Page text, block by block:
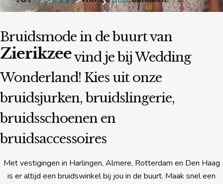
Bruidsmode in de buurt van
Zierikzeevind je bij Wedding
Wonderland! Kies uit onze
bruidsjurken, bruidslingerie,
bruidsschoenen en
bruidsaccessoires
Met vestigingen in Harlingen, Almere, Rotterdam en Den Haag
is er altijd een bruidswinkel bij jou in de buurt. Maak snel een